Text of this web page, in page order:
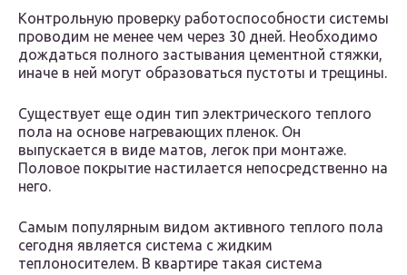
Контрольную проверку работоспособности системы
проводим не менее чем через 30 дней. Необходимо
дождаться полного застывания цементной стяжки,
иначе в ней могут образоваться пустоты и трещины.
Существует еще один тип электрического теплого
пола на основе нагревающих пленок. Он
выпускается в виде матов, легок при монтаже.
Половое покрытие настилается непосредственно на
него.
Самым популярным видом активного теплого пола
сегодня является система с жидким
теплоносителем. В квартире такая система